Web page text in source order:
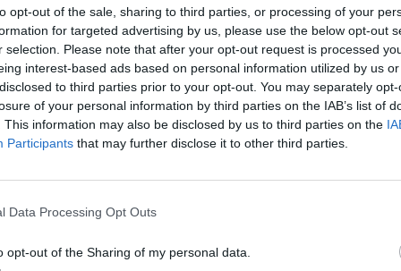
opt-out of the sale, sharing to third parties, or processing of your
for targeted advertising by us, please use the below opt-out
selection. Please note that after your opt-out request is processed
interest-based ads based on personal information utilized by us
to third parties prior to your opt-out. You may separately
of your personal information by third parties on the IAB’s list of
This information may also be disclosed by us to third parties on the
Participants that may further disclose it to other third parties.
Data Processing Opt Outs
opt-out of the Sharing of my personal data.
en la boya
08/26 06:00
mal, gobernemos barato”
no es solo “híbrida” ni “biopolítica”, sino